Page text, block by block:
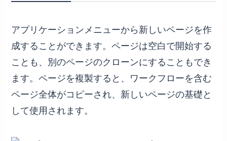
アプリケーションメニューから新しいページを作
成することができます。ページは空白で開始する
ことも、別のページのクローンにすることもでき
ます。ページを複製すると、ワークフローを含む
ページ全体がコピーされ、新しいページの基礎と
して使用されます。